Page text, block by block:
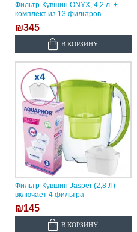
Фильтр-Кувшин ONYX, 4,2 л. +
комплект из 13 фильтров
₪345
В КОРЗИНУ
Фильтр-Кувшин Jasper (2,8 Л) -
включает 4 фильтра
₪145
В КОРЗИНУ